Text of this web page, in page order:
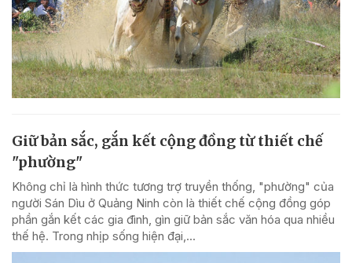
Giữ bản sắc, gắn kết cộng đồng từ thiết chế
"phường"
Không chỉ là hình thức tương trợ truyền thống, "phường" của
người Sán Dìu ở Quảng Ninh còn là thiết chế cộng đồng góp
phần gắn kết các gia đình, gìn giữ bản sắc văn hóa qua nhiều
thế hệ. Trong nhịp sống hiện đại,...